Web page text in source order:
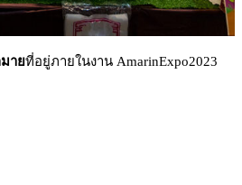
ายที่อยู่ภายในงาน AmarinExpo2023